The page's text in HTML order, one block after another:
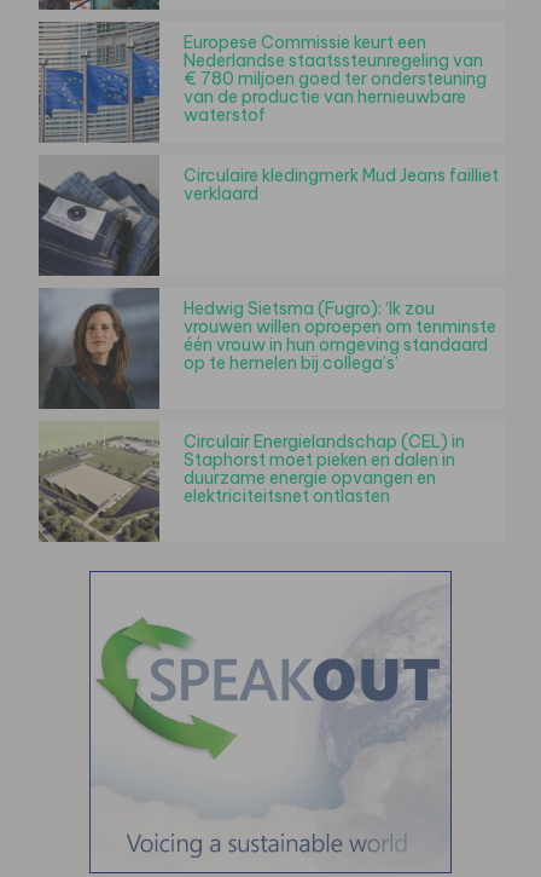
Europese Commissie keurt een
Nederlandse staatssteunregeling van
€ 780 miljoen goed ter ondersteuning
van de productie van hernieuwbare
waterstof
Circulaire kledingmerk Mud Jeans failliet
verklaard
Hedwig Sietsma (Fugro): ‘Ik zou
vrouwen willen oproepen om tenminste
één vrouw in hun omgeving standaard
op te hemelen bij collega’s’
Circulair Energielandschap (CEL) in
Staphorst moet pieken en dalen in
duurzame energie opvangen en
elektriciteitsnet ontlasten